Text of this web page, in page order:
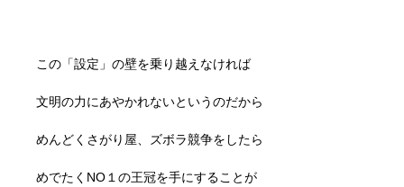
この「設定」の壁を乗り越えなければ
文明の力にあやかれないというのだから
めんどくさがり屋、ズボラ競争をしたら
めでたくNO１の王冠を手にすることが